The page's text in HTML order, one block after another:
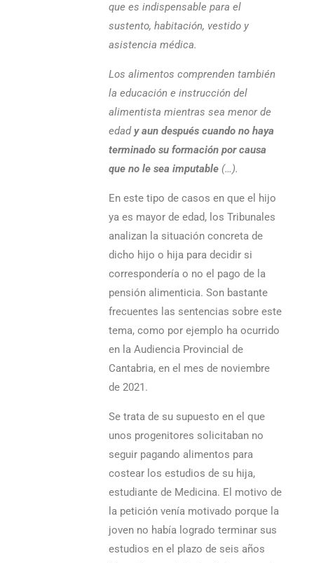
que es indispensable para el
sustento, habitación, vestido y
asistencia médica.
Los alimentos comprenden también
la educación e instrucción del
alimentista mientras sea menor de
edady aun después cuando no haya
terminado su formación por causa
que no le sea imputable (…).
En este tipo de casos en que el hijo
ya es mayor de edad, los Tribunales
analizan la situación concreta de
dicho hijo o hija para decidir si
correspondería o no el pago de la
pensión alimenticia. Son bastante
frecuentes las sentencias sobre este
tema, como por ejemplo ha ocurrido
en la Audiencia Provincial de
Cantabria, en el mes de noviembre
de 2021.
Se trata de su supuesto en el que
unos progenitores solicitaban no
seguir pagando alimentos para
costear los estudios de su hija,
estudiante de Medicina. El motivo de
la petición venía motivado porque la
joven no había logrado terminar sus
estudios en el plazo de seis años